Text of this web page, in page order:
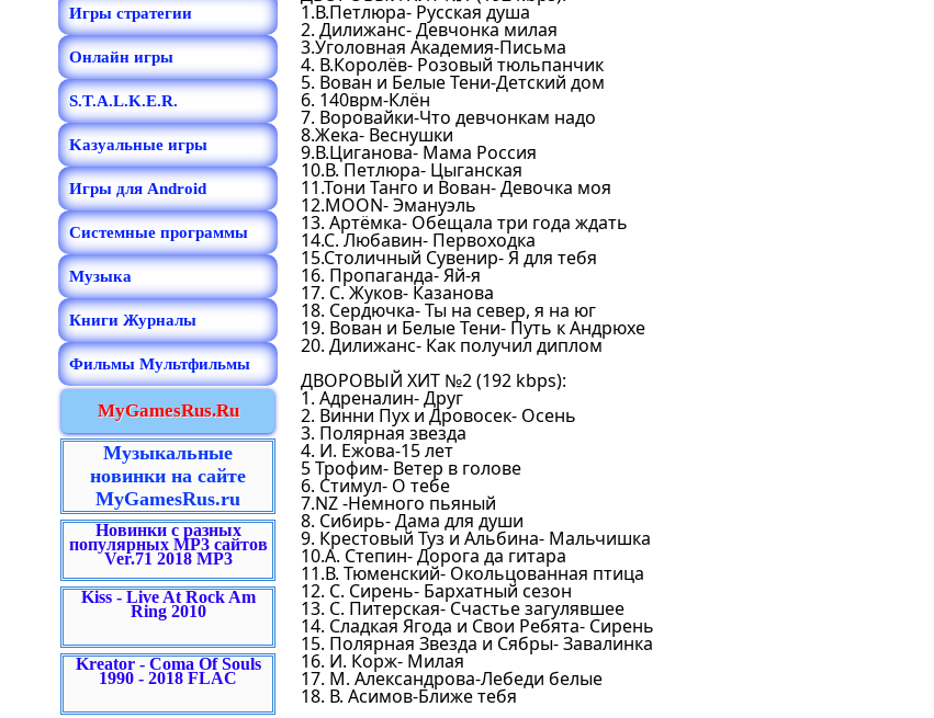
Игры стратегии
Онлайн игры
S.T.A.L.K.E.R.
Kазуальные игры
Игры для Android
Системные программы
Музыка
Книги Журналы
Фильмы Мультфильмы
MyGamesRus.Ru
Музыкальные
новинки на сайте
MyGamesRus.ru
Новинки с разных
популярных MP3 сайтов
Ver.71 2018 MP3
Kiss - Live At Rock Am
Ring 2010
Kreator - Coma Of Souls
1990 - 2018 FLAC
1.В.Петлюра- Русская душа
2. Дилижанс- Девчонка милая
3.Уголовная Академия-Письма
4. В.Королёв- Розовый тюльпанчик
5. Вован и Белые Тени-Детский дом
6. 140врм-Клён
7. Воровайки-Что девчонкам надо
8.Жека- Веснушки
9.В.Циганова- Мама Россия
10.В. Петлюра- Цыганская
11.Тони Танго и Вован- Девочка моя
12.МOON- Эмануэль
13. Артёмка- Обещала три года ждать
14.С. Любавин- Первоходка
15.Столичный Сувенир- Я для тебя
16. Пропаганда- Яй-я
17. С. Жуков- Казанова
18. Сердючка- Ты на север, я на юг
19. Вован и Белые Тени- Путь к Андрюхе
20. Дилижанс- Как получил диплом
ДВОРОВЫЙ ХИТ №2 (192 kbps):
1. Адреналин- Друг
2. Винни Пух и Дровосек- Осень
3. Полярная звезда
4. И. Ежова-15 лет
5 Трофим- Ветер в голове
6. Стимул- О тебе
7.NZ -Немного пьяный
8. Сибирь- Дама для души
9. Крестовый Туз и Альбина- Мальчишка
10.А. Степин- Дорога да гитара
11.В. Тюменский- Окольцованная птица
12. С. Сирень- Бархатный сезон
13. С. Питерская- Счастье загулявшее
14. Сладкая Ягода и Свои Ребята- Сирень
15. Полярная Звезда и Сябры- Завалинка
16. И. Корж- Милая
17. М. Александрова-Лебеди белые
18. В. Асимов-Ближе тебя